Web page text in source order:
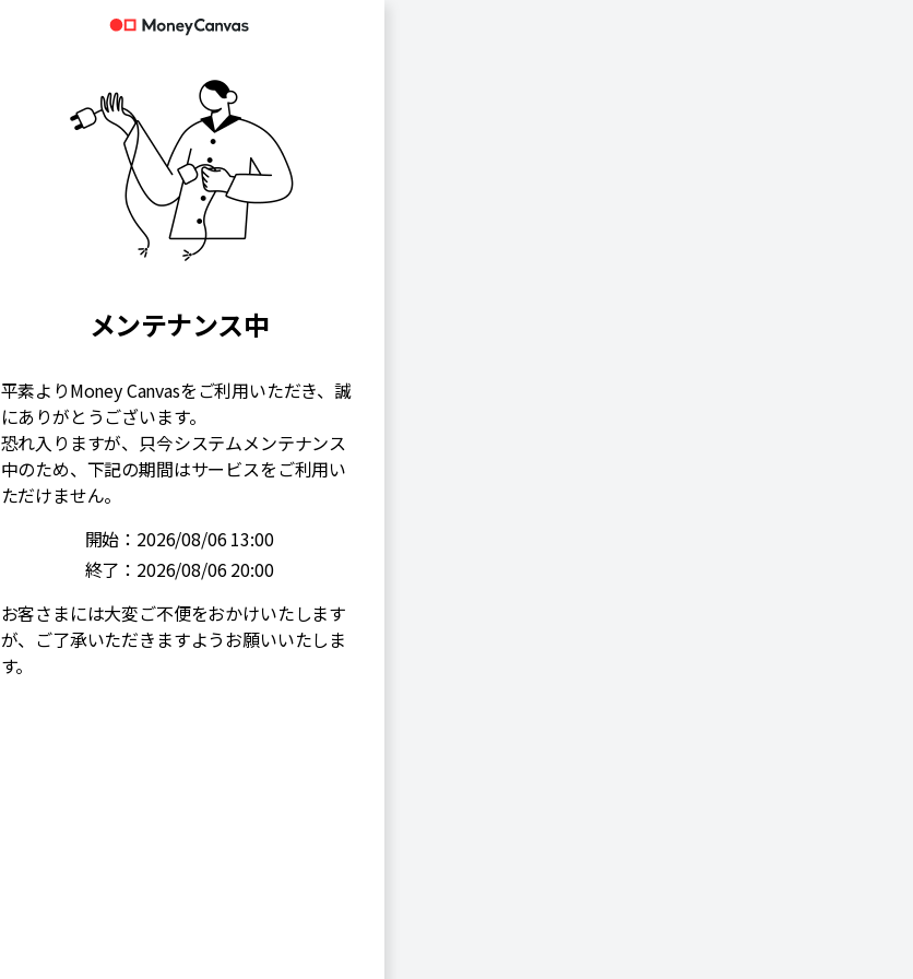
メンテナンス中
平素よりMoney Canvasをご利用いただき、誠
にありがとうございます。
恐れ入りますが、只今システムメンテナンス
中のため、下記の期間はサービスをご利用い
ただけません。
開始：2026/08/06 13:00
終了：2026/08/06 20:00
お客さまには大変ご不便をおかけいたします
が、ご了承いただきますようお願いいたしま
す。